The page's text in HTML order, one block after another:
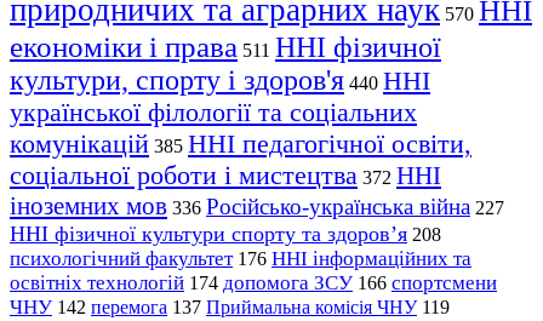
природничих та аграрних наук 570 ННІ
економіки і права 511 ННІ фізичної
культури, спорту і здоров'я 440 ННІ
української філології та соціальних
комунікацій 385 ННІ педагогічної освіти,
соціальної роботи і мистецтва 372 ННІ
іноземних мов 336 Російсько-українська війна 227
ННІ фізичної культури спорту та здоров’я 208
психологічний факультет 176 ННІ інформаційних та
освітніх технологій 174 допомога ЗСУ 166 спортсмени
ЧНУ 142 перемога 137 Приймальна комісія ЧНУ 119